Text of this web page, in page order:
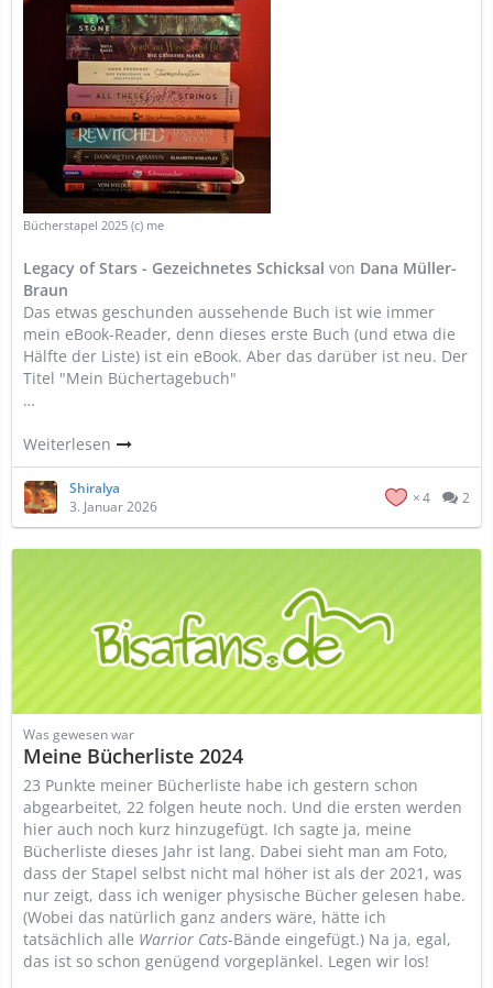
Bücherstapel 2025 (c) me
Legacy of Stars - Gezeichnetes Schicksal von Dana Müller-
Braun
Das etwas geschunden aussehende Buch ist wie immer
mein eBook-Reader, denn dieses erste Buch (und etwa die
Hälfte der Liste) ist ein eBook. Aber das darüber ist neu. Der
Titel "Mein Büchertagebuch"
…
Weiterlesen
Shiralya
3. Januar 2026
4 2
Was gewesen war
Meine Bücherliste 2024
23 Punkte meiner Bücherliste habe ich gestern schon
abgearbeitet, 22 folgen heute noch. Und die ersten werden
hier auch noch kurz hinzugefügt. Ich sagte ja, meine
Bücherliste dieses Jahr ist lang. Dabei sieht man am Foto,
dass der Stapel selbst nicht mal höher ist als der 2021, was
nur zeigt, dass ich weniger physische Bücher gelesen habe.
(Wobei das natürlich ganz anders wäre, hätte ich
tatsächlich alle Warrior Cats-Bände eingefügt.) Na ja, egal,
das ist so schon genügend vorgeplänkel. Legen wir los!